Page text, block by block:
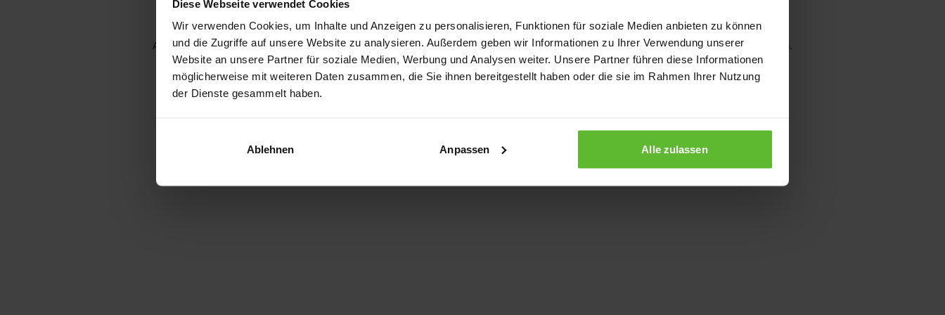
Diese Webseite verwendet Cookies
Wir verwenden Cookies, um Inhalte und Anzeigen zu personalisieren, Funktionen für soziale Medien anbieten zu können
und die Zugriffe auf unsere Website zu analysieren. Außerdem geben wir Informationen zu Ihrer Verwendung unserer
Website an unsere Partner für soziale Medien, Werbung und Analysen weiter. Unsere Partner führen diese Informationen
möglicherweise mit weiteren Daten zusammen, die Sie ihnen bereitgestellt haben oder die sie im Rahmen Ihrer Nutzung
der Dienste gesammelt haben.
Ablehnen Anpassen Alle zulassen
Application error: a client-side exception has occurred while loading www.kurzwego.de (see the browser console for more information).